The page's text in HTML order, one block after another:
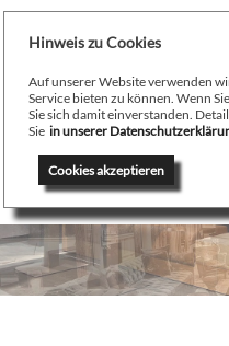
Hinweis zu Cookies
Auf unserer Website verwenden
Service bieten zu können. Wenn
Sie sich damit einverstanden.
Sie in unserer
Cookies akzeptieren
August
Beratung - Planung -
Ofenbau Kaminbau